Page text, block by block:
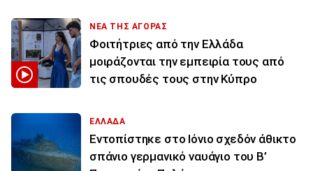
ΝΕΑ ΤΗΣ ΑΓΟΡΑΣ
Φοιτήτριες από την Ελλάδα
μοιράζονται την εμπειρία τους από
τις σπουδές τους στην Κύπρο
ΕΛΛΑΔΑ
Εντοπίστηκε στο Ιόνιο σχεδόν άθικτο
σπάνιο γερμανικό ναυάγιο του Β’